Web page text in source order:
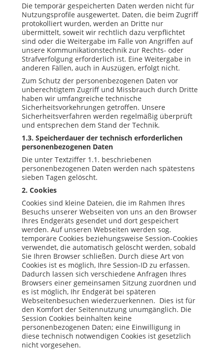
Die temporär gespeicherten Daten werden nicht für
Nutzungsprofile ausgewertet. Daten, die beim Zugriff
protokolliert wurden, werden an Dritte nur
übermittelt, soweit wir rechtlich dazu verpflichtet
sind oder die Weitergabe im Falle von Angriffen auf
unsere Kommunikationstechnik zur Rechts- oder
Strafverfolgung erforderlich ist. Eine Weitergabe in
anderen Fällen, auch in Auszügen, erfolgt nicht.
Zum Schutz der personenbezogenen Daten vor
unberechtigtem Zugriff und Missbrauch durch Dritte
haben wir umfangreiche technische
Sicherheitsvorkehrungen getroffen. Unsere
Sicherheitsverfahren werden regelmäßig überprüft
und entsprechen dem Stand der Technik.
1.3. Speicherdauer der technisch erforderlichen
personenbezogenen Daten
Die unter Textziffer 1.1. beschriebenen
personenbezogenen Daten werden nach spätestens
sieben Tagen gelöscht.
2. Cookies
Cookies sind kleine Dateien, die im Rahmen Ihres
Besuchs unserer Webseiten von uns an den Browser
Ihres Endgeräts gesendet und dort gespeichert
werden. Auf unseren Webseiten werden sog.
temporäre Cookies beziehungsweise Session-Cookies
verwendet, die automatisch gelöscht werden, sobald
Sie Ihren Browser schließen. Durch diese Art von
Cookies ist es möglich, Ihre Session-ID zu erfassen.
Dadurch lassen sich verschiedene Anfragen Ihres
Browsers einer gemeinsamen Sitzung zuordnen und
es ist möglich, Ihr Endgerät bei späteren
Webseitenbesuchen wiederzuerkennen. Dies ist für
den Komfort der Seitennutzung unumgänglich. Die
Session Cookies beinhalten keine
personenbezogenen Daten; eine Einwilligung in
diese technisch notwendigen Cookies ist gesetzlich
nicht vorgesehen.